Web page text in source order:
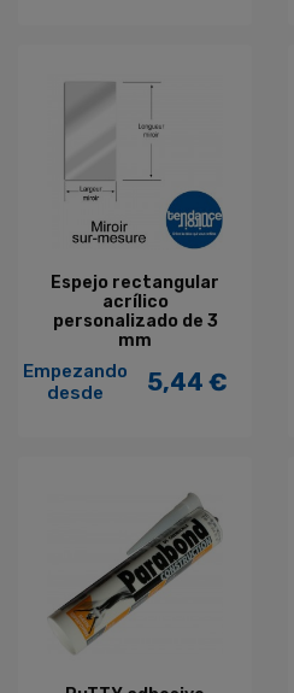
Espejo rectangular
acrílico
personalizado de 3
mm
Empezando
desde
Precio
5,44 €